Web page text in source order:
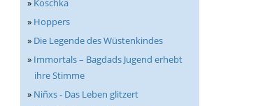
» Koschka
» Hoppers
» Die Legende des Wüstenkindes
» Immortals – Bagdads Jugend erhebt
ihre Stimme
» Niñxs - Das Leben glitzert